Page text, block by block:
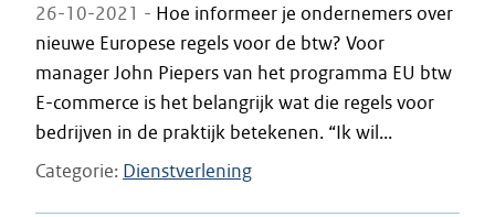
26-10-2021 - Hoe informeer je ondernemers over
nieuwe Europese regels voor de btw? Voor
manager John Piepers van het programma EU btw
E-commerce is het belangrijk wat die regels voor
bedrijven in de praktijk betekenen. “Ik wil...
Categorie Dienstverlening